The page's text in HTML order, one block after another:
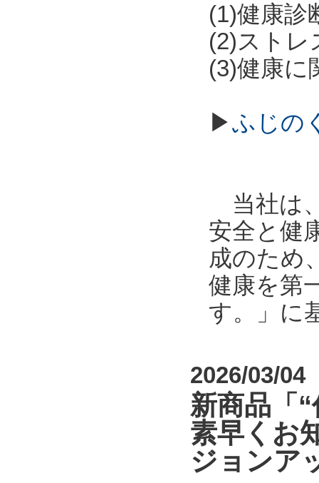
(1)健康
(2)スト
(3)健康
▶ふじの
当社は
安全と健
成のため
健康を第
す。」に
2026/03/04
新商品「
素早くお
ジョンア